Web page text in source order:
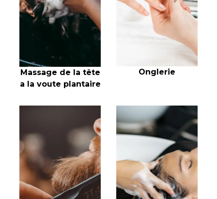
Massage de la tête
a la voute plantaire
Onglerie